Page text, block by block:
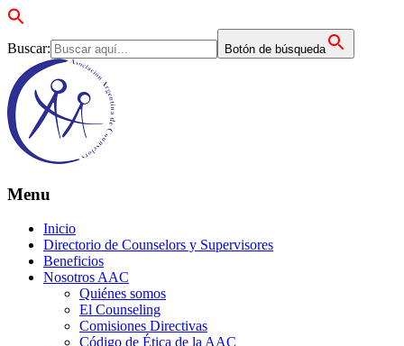
Buscar: Botón de búsqueda
Menu
Inicio
Directorio de Counselors y Supervisores
Beneficios
Nosotros AAC
Quiénes somos
El Counseling
Comisiones Directivas
Código de Ética de la AAC